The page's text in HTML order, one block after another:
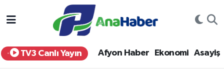
TV3 Canlı Yayın Afyon Haber Ekonomi Asayiş
Yurt Haber
Afyon Haber
Afyonkarahisar Nöbetçi Eczaneler
Afyonkarahisar Hava Durumu